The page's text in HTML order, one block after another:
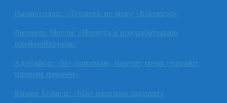
Наингголан: «Терпеть не могу «Ювентус»
Лионель Месси: «Иногда я подрабатываю
плеймейкером»
Адебайор: «Не понимаю, почему меня считают
плохим парнем»
Янник Боласи: «Мне платили зарплату